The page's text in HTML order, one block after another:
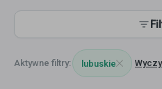
lubuskie